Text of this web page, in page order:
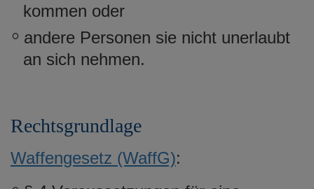
kommen oder
andere Personen sie nicht unerlaubt
an sich nehmen.
Rechtsgrundlage
Waffengesetz (WaffG):